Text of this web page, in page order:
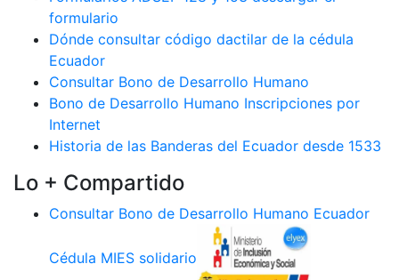
formulario
Dónde consultar código dactilar de la cédula
Ecuador
Consultar Bono de Desarrollo Humano
Bono de Desarrollo Humano Inscripciones por
Internet
Historia de las Banderas del Ecuador desde 1533
Lo + Compartido
Consultar Bono de Desarrollo Humano Ecuador
Cédula MIES solidario